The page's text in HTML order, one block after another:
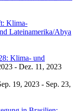
Klima-
Lateinamerika/Abya
Klima- und
- Dez. 11, 2023
19, 2023 - Sep. 23,